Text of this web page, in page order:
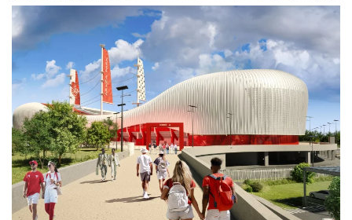
Voir plus